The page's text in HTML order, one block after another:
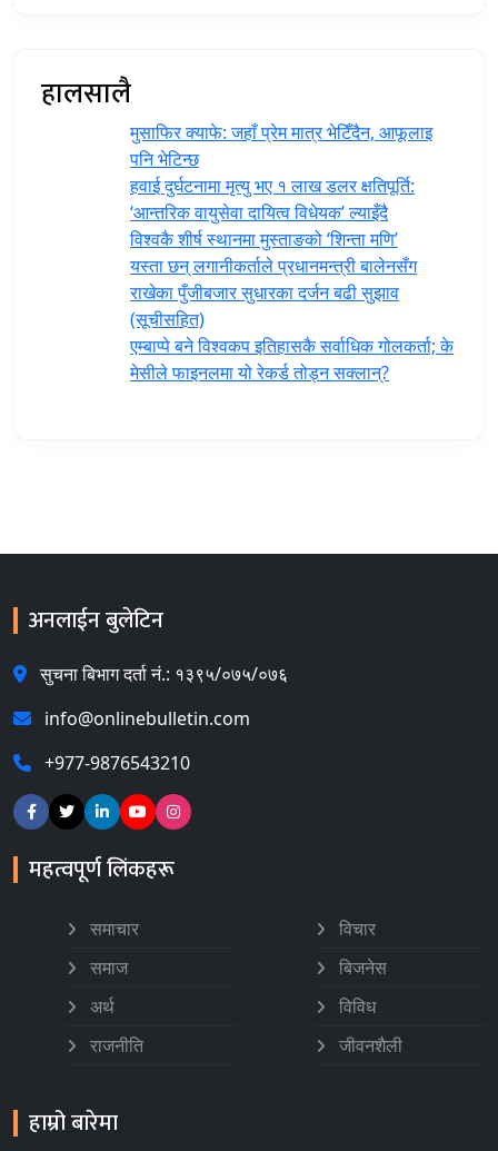
हालसालै
मुसाफिर क्याफे: जहाँ प्रेम मात्र भेटिँदैन, आफूलाइ
पनि भेटिन्छ
हवाई दुर्घटनामा मृत्यु भए १ लाख डलर क्षतिपूर्ति:
‘आन्तरिक वायुसेवा दायित्व विधेयक’ ल्याइँदै
विश्वकै शीर्ष स्थानमा मुस्ताङको ‘शिन्ता मणि’
यस्ता छन् लगानीकर्ताले प्रधानमन्त्री ‍बालेनसँग
राखेका पुँजीबजार सुधारका दर्जन बढी सुझाव
(सूचीसहित)
एम्बाप्पे बने विश्वकप इतिहासकै सर्वाधिक गोलकर्ता; के
मेसीले फाइनलमा यो रेकर्ड तोड्न सक्लान्?
अनलाईन बुलेटिन
सुचना बिभाग दर्ता नं.: १३९५/०७५/०७६
info@onlinebulletin.com
+977-9876543210
महत्वपूर्ण लिंकहरू
समाचार
समाज
अर्थ
राजनीति
विचार
बिजनेस
विविध
जीवनशैली
हाम्रो बारेमा